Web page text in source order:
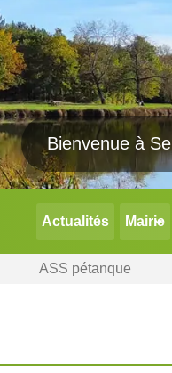
Actualités Mairie
ASS pétanque